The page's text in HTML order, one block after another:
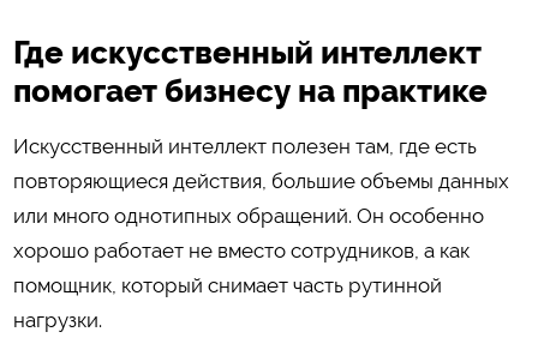
Где искусственный интеллект
помогает бизнесу на практике
Искусственный интеллект полезен там, где есть
повторяющиеся действия, большие объемы данных
или много однотипных обращений. Он особенно
хорошо работает не вместо сотрудников, а как
помощник, который снимает часть рутинной
нагрузки.